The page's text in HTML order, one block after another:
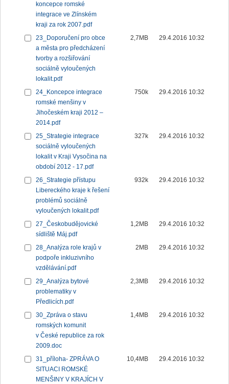
koncepce romské
integrace ve Zlínském
kraji za rok 2007.pdf
23_Doporučení pro obce
a města pro předcházení
tvorby a rozšiřování
sociálně vyloučených
lokalit.pdf
2,7MB 29.4.2016 10:32
24_Koncepce integrace
romské menšiny v
Jihočeském kraji 2012 –
2014.pdf
750k 29.4.2016 10:32
25_Strategie integrace
sociálně vyloučených
lokalit v Kraji Vysočina na
období 2012 - 17.pdf
327k 29.4.2016 10:32
26_Strategie přístupu
Libereckého kraje k řešení
problémů sociálně
vyloučených lokalit.pdf
932k 29.4.2016 10:32
27_Českobudějovické
sídliště Máj.pdf
1,2MB 29.4.2016 10:32
28_Analýza role krajů v
podpoře inkluzivního
vzdělávání.pdf
2MB 29.4.2016 10:32
29_Analýza bytové
problematiky v
Předlicích.pdf
2,3MB 29.4.2016 10:32
30_Zpráva o stavu
romských komunit
v České republice za rok
2009.doc
1,4MB 29.4.2016 10:32
31_příloha- ZPRÁVA O
SITUACI ROMSKÉ
MENŠINY V KRAJÍCH V
10,4MB 29.4.2016 10:32